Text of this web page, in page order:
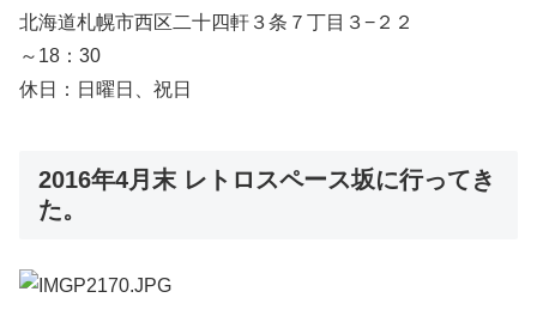
北海道札幌市西区二十四軒３条７丁目３−２２
～18：30
休日：日曜日、祝日
2016年4月末 レトロスペース坂に行ってき
た。